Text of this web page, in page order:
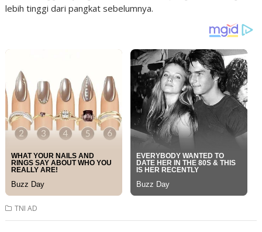
lebih tinggi dari pangkat sebelumnya.
TNI AD